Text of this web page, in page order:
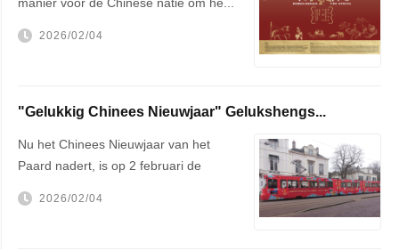
2026/02/04
"Gelukkig Chinees Nieuwjaar" Gelukshengs...
Nu het Chinees Nieuwjaar van het
Paard nadert, is op 2 februari de
2026/02/04